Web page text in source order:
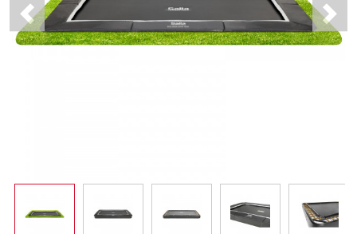
Previous Next